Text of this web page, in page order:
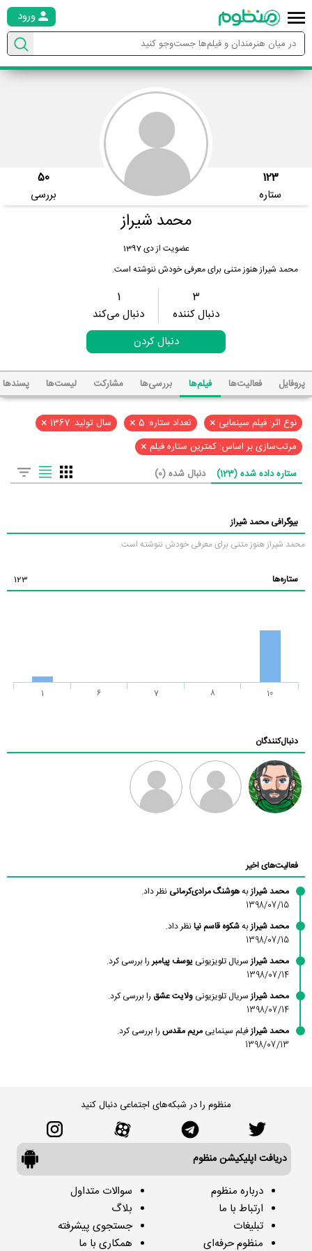
ورود
123
ستاره
50
بررسی
محمد شیراز
عضویت از دی 1397
محمد شیراز هنوز متنی برای معرفی خودش ننوشته است.
3
دنبال کننده
1
دنبال می‌کند
دنبال کردن
پروفایل فعالیت‌ها فیلم‌ها بررسی‌ها مشارکت لیست‌ها پسند‌ها
نوع اثر: فیلم سینمایی × تعداد ستاره: 5 × سال تولید: 1367 ×
مرتب‌سازی بر اساس: کمترین ستاره فیلم ×
ستاره داده شده (123) دنبال شده (0)
بیوگرافی محمد شیراز
محمد شیراز هنوز متنی برای معرفی خودش ننوشته است.
ستاره‌ها 123
1 6 7 8 10
دنبال‌کنندگان
فعالیت‌های اخیر
محمد شیرازبههوشنگ مرادی‌کرمانی نظر داد.
1398/07/15
محمد شیرازبهشکوه قاسم نیانظر داد.
1398/07/15
محمد شیراز سریال تلویزیونی یوسف پیامبر را بررسی کرد.
1398/07/14
محمد شیراز سریال تلویزیونی ولایت عشق را بررسی کرد.
1398/07/14
محمد شیرازفیلم سینمایی مریم مقدس را بررسی کرد.
1398/07/13
منظوم را در شبکه‌های اجتماعی دنبال کنید
دریافت اپلیکیشن منظوم
درباره منظوم
ارتباط با ما
تبلیغات
منظوم حرفه‌ای
سوالات متداول
بلاگ
جستجوی پیشرفته
همکاری با ما